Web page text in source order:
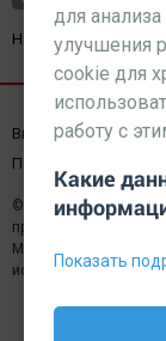
Наш партнер
Выходные данные
Пользовательское
© 2026 МЕДИАЗАВОД
предназначенный
Мнение редакции
использовании
для
улучшения
cookie для
работу с
Какие
Показать